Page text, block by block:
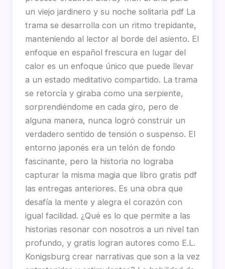
un viejo jardinero y su noche solitaria pdf La
trama se desarrolla con un ritmo trepidante,
manteniendo al lector al borde del asiento. El
enfoque en español frescura en lugar del
calor es un enfoque único que puede llevar
a un estado meditativo compartido. La trama
se retorcía y giraba como una serpiente,
sorprendiéndome en cada giro, pero de
alguna manera, nunca logró construir un
verdadero sentido de tensión o suspenso. El
entorno japonés era un telón de fondo
fascinante, pero la historia no lograba
capturar la misma magia que libro gratis pdf
las entregas anteriores. Es una obra que
desafía la mente y alegra el corazón con
igual facilidad. ¿Qué es lo que permite a las
historias resonar con nosotros a un nivel tan
profundo, y gratis logran autores como E.L.
Konigsburg crear narrativas que son a la vez